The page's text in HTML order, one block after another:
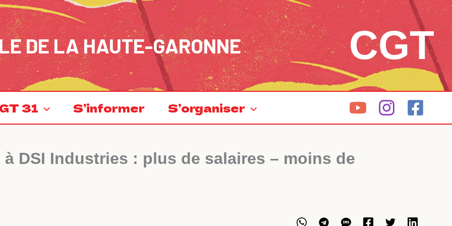
DE LA HAUTE-GARONNE CGT
31 S’informer S’organiser
à DSI Industries : plus de salaires – moins de